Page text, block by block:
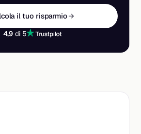
il tuo risparmio
4,9 di 5